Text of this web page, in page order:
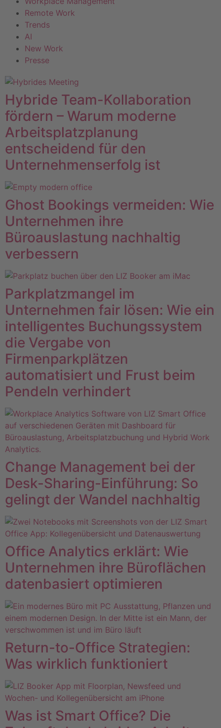
Remote Work
Trends
AI
New Work
Presse
Hybride Team-Kollaboration
fördern – Warum moderne
Arbeitsplatzplanung
entscheidend für den
Unternehmenserfolg ist
Ghost Bookings vermeiden: Wie
Unternehmen ihre
Büroauslastung nachhaltig
verbessern
Parkplatzmangel im
Unternehmen fair lösen: Wie ein
intelligentes Buchungssystem
die Vergabe von
Firmenparkplätzen
automatisiert und Frust beim
Pendeln verhindert
Change Management bei der
Desk-Sharing-Einführung: So
gelingt der Wandel nachhaltig
Office Analytics erklärt: Wie
Unternehmen ihre Büroflächen
datenbasiert optimieren
Return-to-Office Strategien:
Was wirklich funktioniert
Was ist Smart Office? Die